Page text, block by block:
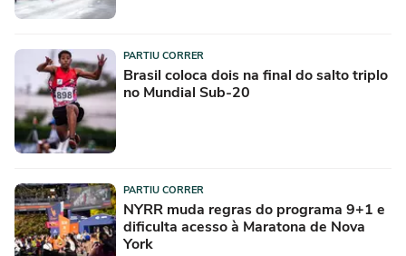
PARTIU CORRER
Brasil coloca dois na final do salto triplo
no Mundial Sub-20
PARTIU CORRER
NYRR muda regras do programa 9+1 e
dificulta acesso à Maratona de Nova
York